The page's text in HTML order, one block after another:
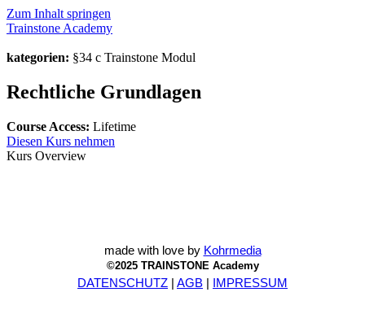
Zum Inhalt springen
Trainstone Academy
kategorien: §34 c Trainstone Modul
Rechtliche Grundlagen
Course Access: Lifetime
Diesen Kurs nehmen
Kurs Overview
©2025 TRAINSTONE Academy
made with love by Kohrmedia
DATENSCHUTZ | AGB | IMPRESSUM